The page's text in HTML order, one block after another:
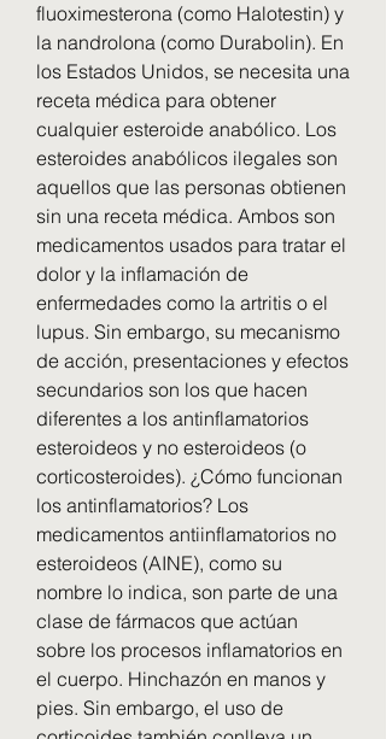
fluoximesterona (como Halotestin) y
la nandrolona (como Durabolin). En
los Estados Unidos, se necesita una
receta médica para obtener
cualquier esteroide anabólico. Los
esteroides anabólicos ilegales son
aquellos que las personas obtienen
sin una receta médica. Ambos son
medicamentos usados para tratar el
dolor y la inflamación de
enfermedades como la artritis o el
lupus. Sin embargo, su mecanismo
de acción, presentaciones y efectos
secundarios son los que hacen
diferentes a los antinflamatorios
esteroideos y no esteroideos (o
corticosteroides). ¿Cómo funcionan
los antinflamatorios? Los
medicamentos antiinflamatorios no
esteroideos (AINE), como su
nombre lo indica, son parte de una
clase de fármacos que actúan
sobre los procesos inflamatorios en
el cuerpo. Hinchazón en manos y
pies. Sin embargo, el uso de